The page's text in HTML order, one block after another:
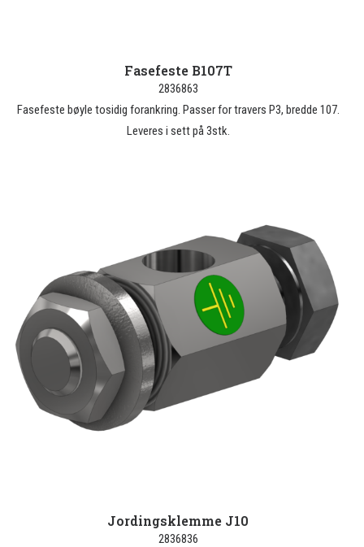
Fasefeste B107T
2836863
Fasefeste bøyle tosidig forankring. Passer for travers P3, bredde 107.
Leveres i sett på 3stk.
Jordingsklemme J10
2836836